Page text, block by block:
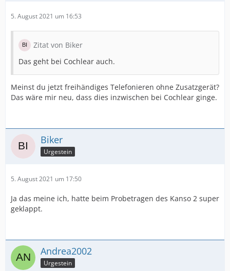
5. August 2021 um 16:53
Zitat von Biker
Das geht bei Cochlear auch.
Meinst du jetzt freihändiges Telefonieren ohne Zusatzgerät?
Das wäre mir neu, dass dies inzwischen bei Cochlear ginge.
Biker
Urgestein
5. August 2021 um 17:50
Ja das meine ich, hatte beim Probetragen des Kanso 2 super
geklappt.
Andrea2002
Urgestein